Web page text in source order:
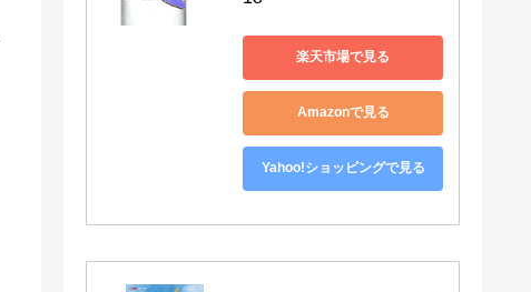
楽天市場で見る
Amazonで見る
Yahoo!ショッピングで見る